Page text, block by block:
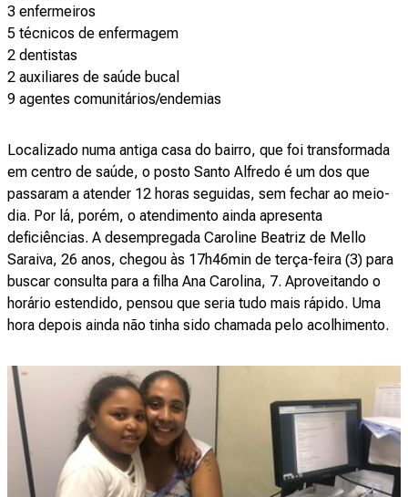
3 enfermeiros
5 técnicos de enfermagem
2 dentistas
2 auxiliares de saúde bucal
9 agentes comunitários/endemias
Localizado numa antiga casa do bairro, que foi transformada
em centro de saúde, o posto Santo Alfredo é um dos que
passaram a atender 12 horas seguidas, sem fechar ao meio-
dia. Por lá, porém, o atendimento ainda apresenta
deficiências. A desempregada Caroline Beatriz de Mello
Saraiva, 26 anos, chegou às 17h46min de terça-feira (3) para
buscar consulta para a filha Ana Carolina, 7. Aproveitando o
horário estendido, pensou que seria tudo mais rápido. Uma
hora depois ainda não tinha sido chamada pelo acolhimento.